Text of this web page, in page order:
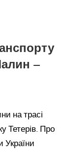
–
на трасі
Тетерів. Про
України